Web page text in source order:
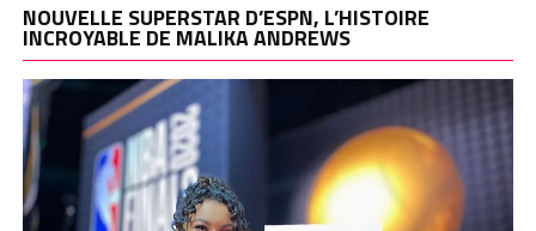
NOUVELLE SUPERSTAR D’ESPN, L’HISTOIRE
INCROYABLE DE MALIKA ANDREWS